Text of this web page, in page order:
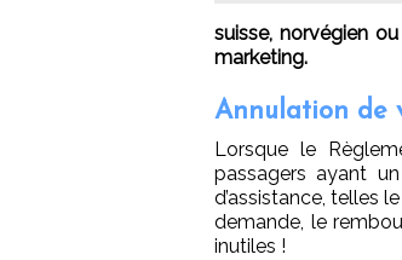
suisse, norvégien
marketing.
Annulation de
Lorsque le
passagers ayant
d’assistance, telles
demande, le
inutiles !